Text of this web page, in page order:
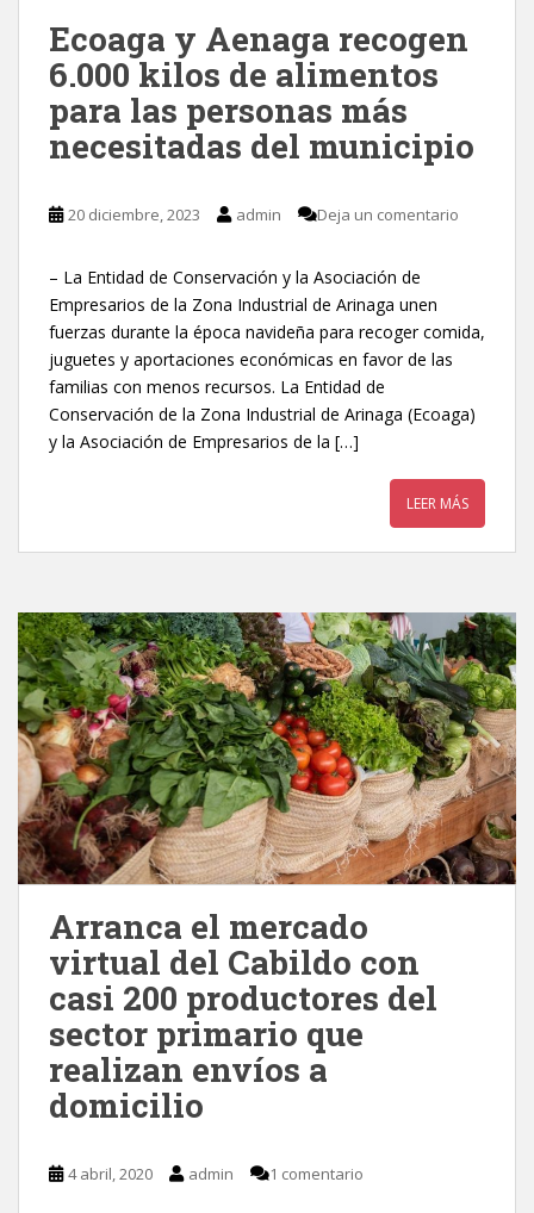
Ecoaga y Aenaga recogen
6.000 kilos de alimentos
para las personas más
necesitadas del municipio
20 diciembre, 2023 admin Deja un comentario
– La Entidad de Conservación y la Asociación de
Empresarios de la Zona Industrial de Arinaga unen
fuerzas durante la época navideña para recoger comida,
juguetes y aportaciones económicas en favor de las
familias con menos recursos. La Entidad de
Conservación de la Zona Industrial de Arinaga (Ecoaga)
y la Asociación de Empresarios de la […]
LEER MÁS
Arranca el mercado
virtual del Cabildo con
casi 200 productores del
sector primario que
realizan envíos a
domicilio
4 abril, 2020 admin 1 comentario